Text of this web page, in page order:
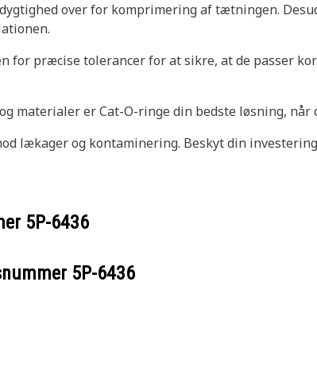
over for komprimering af tætningen.
for præcise tolerancer for at sikre, at de passer
materialer er Cat-O-ringe din bedste løsning,
lækager og kontaminering. Beskyt din
5P-6436
5P-6436